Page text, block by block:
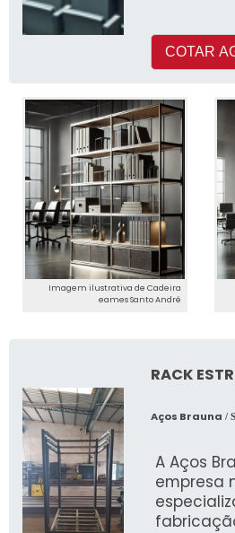
COTAR
Imagem ilustrativa de Cadeira
eames Santo André
RACK
Aços Brauna /
A Aços
empresa